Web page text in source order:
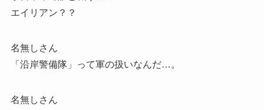
エイリアン？？
名無しさん
「沿岸警備隊」って軍の扱いなんだ…。
名無しさん